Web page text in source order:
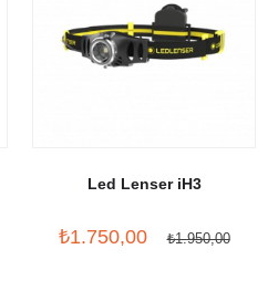
Led Lenser iH3
₺1.750,00 ₺1.950,00